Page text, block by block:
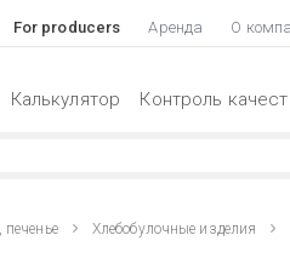
For producers Аренда О
Калькулятор Контроль
печенье Хлебобулочные изделия